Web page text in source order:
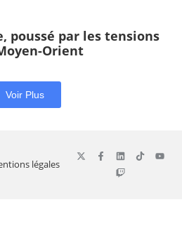
poussé par les tensions
Orient
Voir Plus
légales